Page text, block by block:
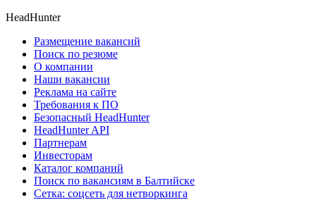
HeadHunter
Размещение вакансий
Поиск по резюме
О компании
Наши вакансии
Реклама на сайте
Требования к ПО
Безопасный HeadHunter
HeadHunter API
Партнерам
Инвесторам
Каталог компаний
Поиск по вакансиям в Балтийске
Сетка: соцсеть для нетворкинга